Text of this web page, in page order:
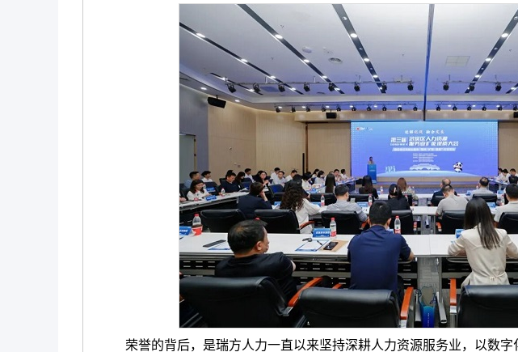
荣誉的背后，是瑞方人力一直以来坚持深耕人力资源服务业，以数字